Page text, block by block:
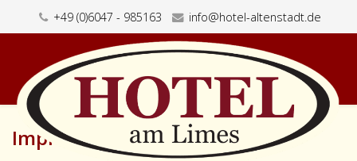
+49 (0)6047 - 985163 info@hotel-altenstadt.de
Impressum